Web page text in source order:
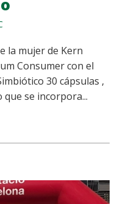
la mujer de Kern
Consumer con el
30 cápsulas ,
se incorpora...